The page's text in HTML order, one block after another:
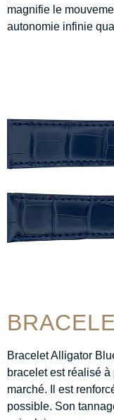
magnifie le
autonomie infinie
Bracelet Alligator
bracelet est réalisé
marché. Il est
possible. Son